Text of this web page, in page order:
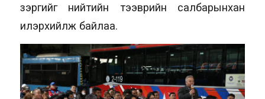
зэргийг нийтийн тээврийн салбарынхан
илэрхийлж байлаа.